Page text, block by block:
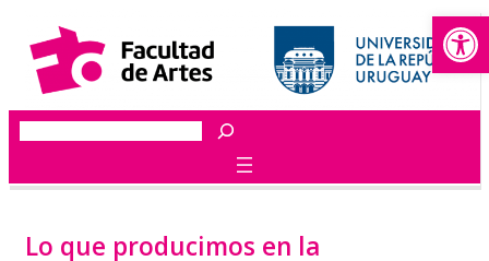
contenido
Buscar
Lo que producimos en la